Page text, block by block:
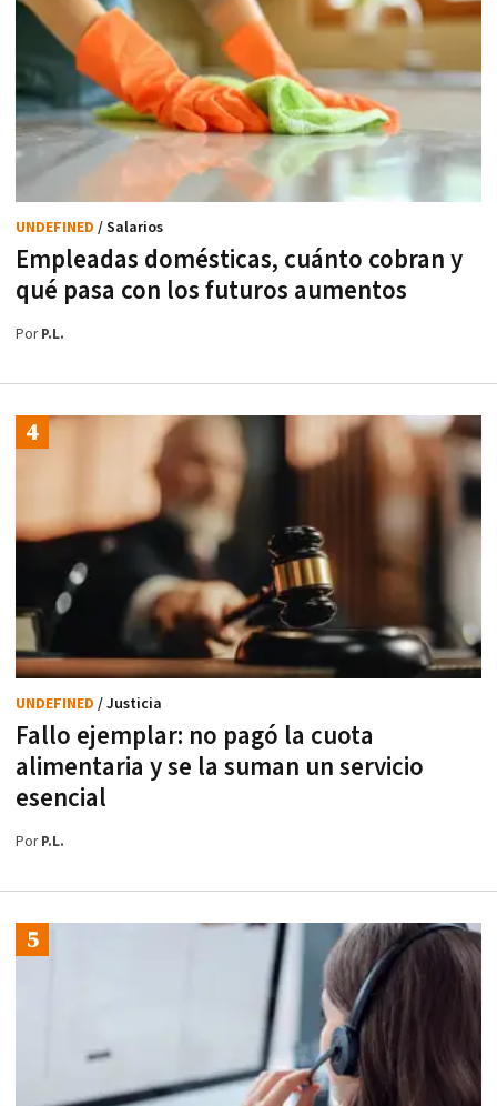
Empleadas domésticas, cuánto cobran y
qué pasa con los futuros aumentos
UNDEFINED / Salarios
PorP.L.
Fallo ejemplar: no pagó la cuota
alimentaria y se la suman un servicio
esencial
UNDEFINED / Justicia
PorP.L.